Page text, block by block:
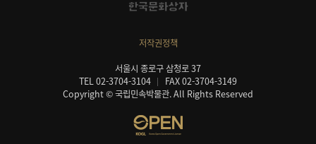
저작권정책
서울시 종로구 삼청로 37
TEL 02-3704-3104
FAX 02-3704-3149
Copyright © 국립민속박물관. All Rights Reserved